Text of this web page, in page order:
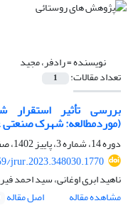
نویسنده =رادفر، مجید
تعداد مقالات: 1
بررسی تأثیر
(موردمطالعه: شهرک
دوره 14، شماره 3، پاییز 1402، صفحه
jrur.2023.348030.1770
ناهید ابری اوغانی، سید احمد
مشاهده مقاله
اصل مقاله